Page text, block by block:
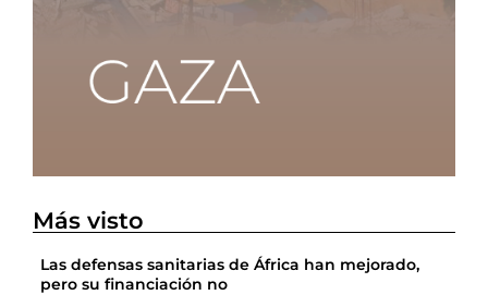
Más visto
Las defensas sanitarias de África han mejorado,
pero su financiación no